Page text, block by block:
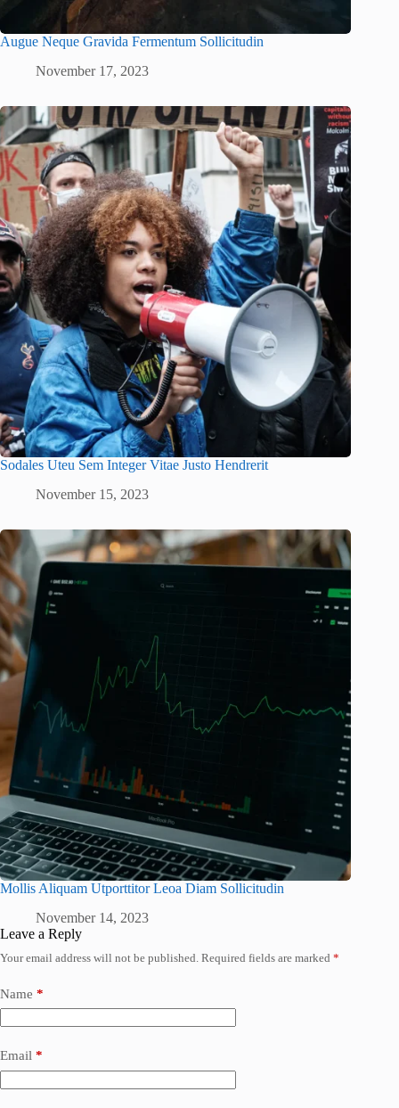
Augue Neque Gravida Fermentum Sollicitudin
November 17, 2023
Sodales Uteu Sem Integer Vitae Justo Hendrerit
November 15, 2023
Mollis Aliquam Utporttitor Leoa Diam Sollicitudin
November 14, 2023
Leave a Reply
Your email address will not be published. Required fields are marked *
Name *
Email *